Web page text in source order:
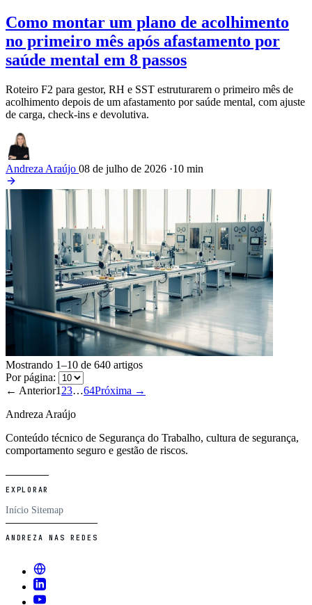
Como montar um plano de acolhimento
no primeiro mês após afastamento por
saúde mental em 8 passos
Roteiro F2 para gestor, RH e SST estruturarem o primeiro mês de
acolhimento depois de um afastamento por saúde mental, com ajuste
de carga, check-ins e devolutiva.
Andreza Araújo 08 de julho de 2026 ·10 min
Mostrando 1–10 de 640 artigos
Por página:
← Anterior1 23…64Próxima →
Andreza Araújo
Conteúdo técnico de Segurança do Trabalho, cultura de segurança,
comportamento seguro e gestão de riscos.
EXPLORAR
Início Sitemap
ANDREZA NAS REDES